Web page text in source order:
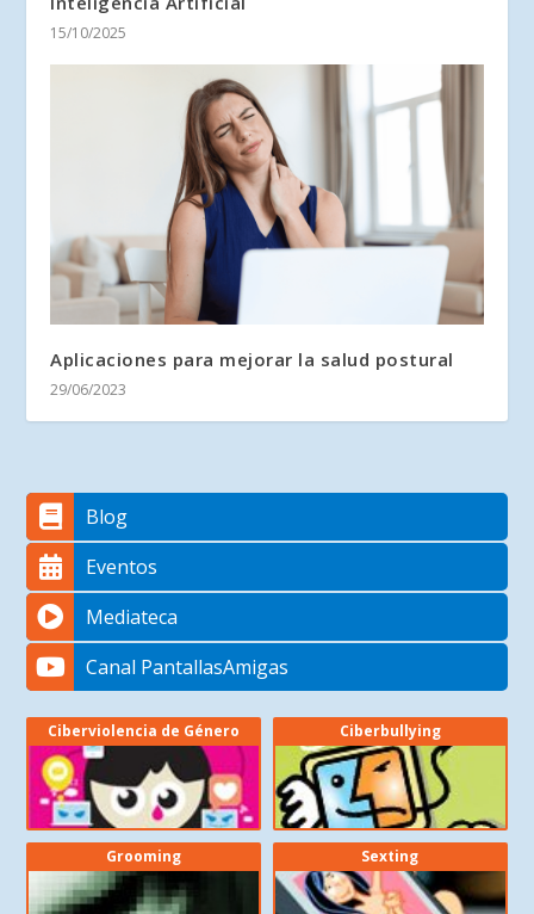
15/10/2025
Aplicaciones para mejorar la salud postural
29/06/2023
Blog
Eventos
Mediateca
Canal PantallasAmigas
Ciberviolencia de Género Ciberbullying
Grooming Sexting